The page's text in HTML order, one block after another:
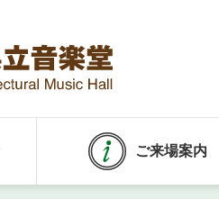
ご来場案内